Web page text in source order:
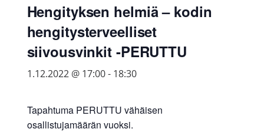
keuhkoahtaumatauti,uniapnea,
muut
keuhkosairaudet,
huono
sisäilma
allergiat.
Hengityksen helmiä – kodin
hengitysterveelliset
siivousvinkit -PERUTTU
1.12.2022 @ 17:00- 18:30
Tapahtuma PERUTTU vähäisen
osallistujamäärän vuoksi.